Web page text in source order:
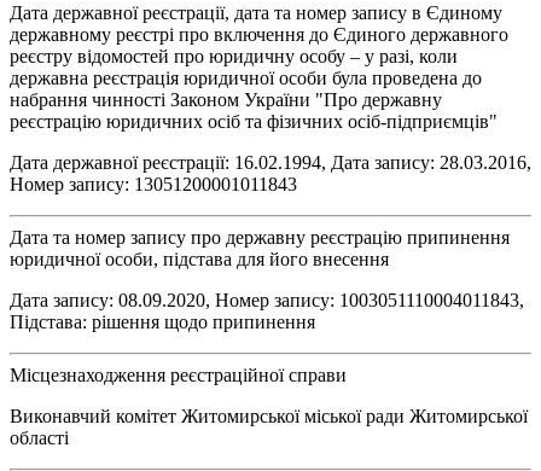
Дата державної реєстрації, дата та номер запису в Єдиному
державному реєстрі про включення до Єдиного державного
реєстру відомостей про юридичну особу – у разі, коли
державна реєстрація юридичної особи була проведена до
набрання чинності Законом України "Про державну
реєстрацію юридичних осіб та фізичних осіб-підприємців"
Дата державної реєстрації: 16.02.1994, Дата запису: 28.03.2016,
Номер запису: 13051200001011843
Дата та номер запису про державну реєстрацію припинення
юридичної особи, підстава для його внесення
Дата запису: 08.09.2020, Номер запису: 1003051110004011843,
Підстава: рішення щодо припинення
Місцезнаходження реєстраційної справи
Виконавчий комітет Житомирської міської ради Житомирської
області